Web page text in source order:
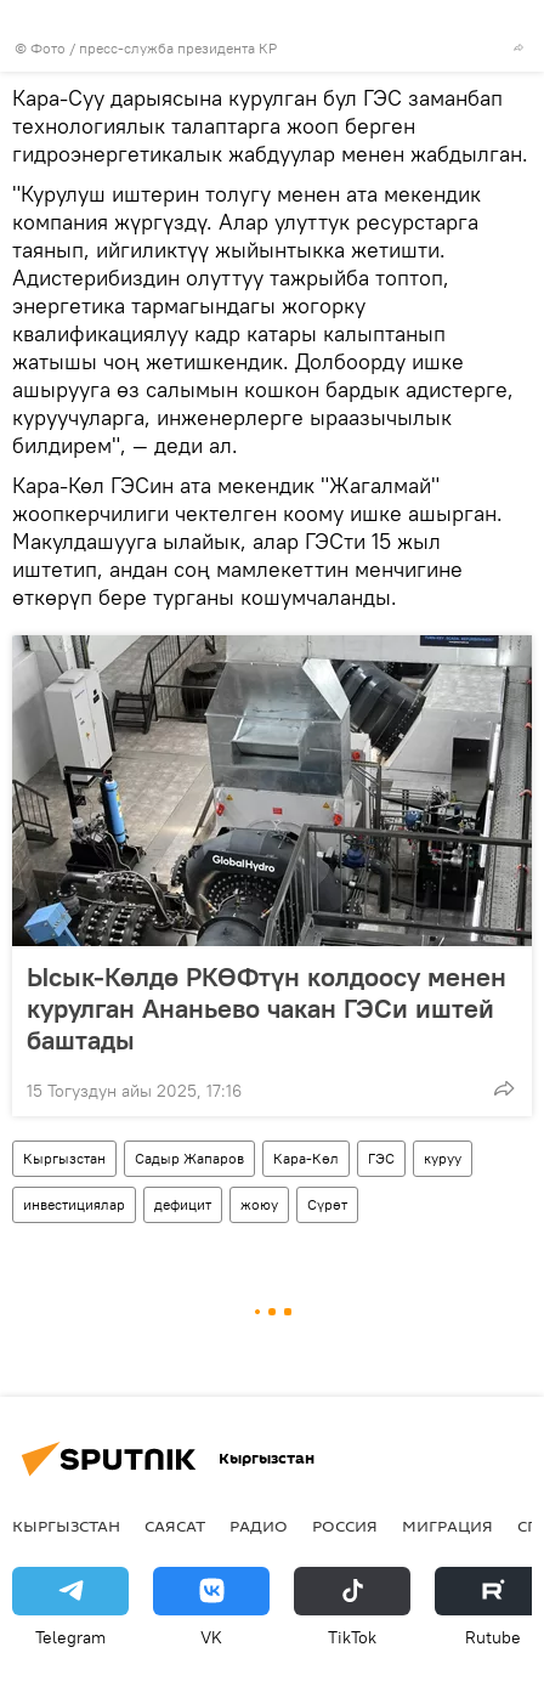
© Фото / пресс-служба президента КР
Кара-Суу дарыясына курулган бул ГЭС заманбап
технологиялык талаптарга жооп берген
гидроэнергетикалык жабдуулар менен жабдылган.
"Курулуш иштерин толугу менен ата мекендик
компания жүргүздү. Алар улуттук ресурстарга
таянып, ийгиликтүү жыйынтыкка жетишти.
Адистерибиздин олуттуу тажрыйба топтоп,
энергетика тармагындагы жогорку
квалификациялуу кадр катары калыптанып
жатышы чоң жетишкендик. Долбоорду ишке
ашырууга өз салымын кошкон бардык адистерге,
куруучуларга, инженерлерге ыраазычылык
билдирем", — деди ал.
Кара-Көл ГЭСин ата мекендик "Жагалмай"
жоопкерчилиги чектелген коому ишке ашырган.
Макулдашууга ылайык, алар ГЭСти 15 жыл
иштетип, андан соң мамлекеттин менчигине
өткөрүп бере турганы кошумчаланды.
Ысык-Көлдө РКӨФтүн колдоосу менен
курулган Ананьево чакан ГЭСи иштей
баштады
15 Тогуздун айы 2025, 17:16
Кыргызстан Садыр Жапаров Кара-Көл ГЭС куруу
инвестициялар дефицит жоюу Сүрөт
Кыргызстан
КЫРГЫЗСТАН САЯСАТ РАДИО РОССИЯ МИГРАЦИЯ
Telegram VK ТikТоk Rutube